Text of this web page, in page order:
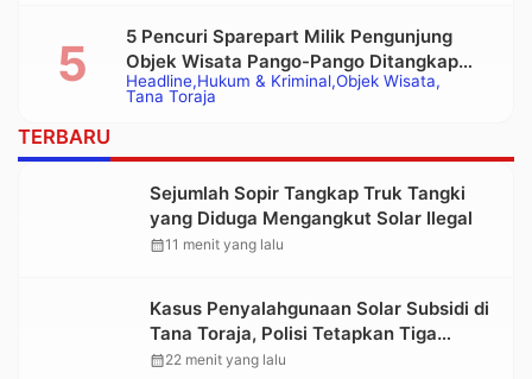
Headline Hukum & Kriminal Objek Wisata
Tana Toraja
5 Pencuri Sparepart Milik Pengunjung
Objek Wisata Pango-Pango Ditangkap
Polisi
TERBARU
Sejumlah Sopir Tangkap Truk Tangki
yang Diduga Mengangkut Solar Ilegal
calendar_month11 menit yang lalu
Kasus Penyalahgunaan Solar Subsidi di
Tana Toraja, Polisi Tetapkan Tiga
Tersangka Baru
calendar_month22 menit yang lalu